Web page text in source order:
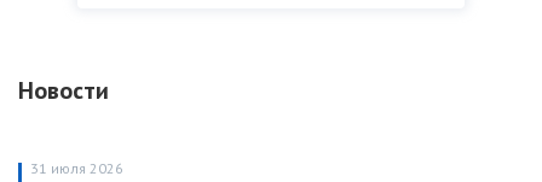
Новости
31 июля 2026